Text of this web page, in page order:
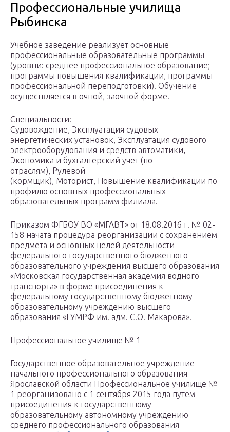
Профессиональные училища
Рыбинска
Учебное заведение реализует основные
профессиональные образовательные программы
(уровни: среднее профессиональное образование;
программы повышения квалификации, программы
профессиональной переподготовки). Обучение
осуществляется в очной, заочной форме.
Специальности:
Судовождение, Эксплуатация судовых
энергетических установок, Эксплуатация судового
электрооборудования и средств автоматики,
Экономика и бухгалтерский учет (по
отраслям), Рулевой
(кормщик), Моторист, Повышение квалификации по
профилю основных профессиональных
образовательных программ филиала.
Приказом ФГБОУ ВО «МГАВТ» от 18.08.2016 г. № 02-
158 начата процедура реорганизации с сохранением
предмета и основных целей деятельности
федерального государственного бюджетного
образовательного учреждения высшего образования
«Московская государственная академия водного
транспорта» в форме присоединения к
федеральному государственному бюджетному
образовательному учреждению высшего
образования «ГУМРФ им. адм. С.О. Макарова».
Профессиональное училище № 1
Государственное образовательное учреждение
начального профессионального образования
Ярославской области Профессиональное училище №
1 реорганизовано с 1 сентября 2015 года путем
присоединения к государственному
образовательному автономному учреждению
среднего профессионального образования